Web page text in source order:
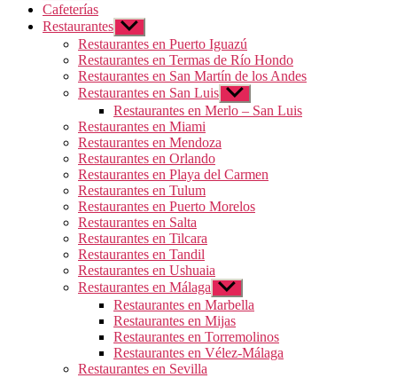
Cafeterías
Restaurantes Mostrar
el
submenú
Restaurantes en Puerto Iguazú
Restaurantes en Termas de Río Hondo
Restaurantes en San Martín de los Andes
Restaurantes en San Luis Mostrar
el
submenú
Restaurantes en Merlo – San Luis
Restaurantes en Miami
Restaurantes en Mendoza
Restaurantes en Orlando
Restaurantes en Playa del Carmen
Restaurantes en Tulum
Restaurantes en Puerto Morelos
Restaurantes en Salta
Restaurantes en Tilcara
Restaurantes en Tandil
Restaurantes en Ushuaia
Restaurantes en Málaga Mostrar
el
submenú
Restaurantes en Marbella
Restaurantes en Mijas
Restaurantes en Torremolinos
Restaurantes en Vélez-Málaga
Restaurantes en Sevilla